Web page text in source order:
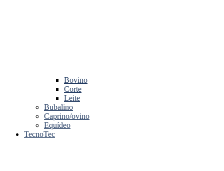
Bovino
Corte
Leite
Bubalino
Caprino/ovino
Equídeo
TecnoTec